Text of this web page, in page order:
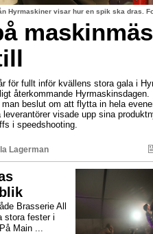
Hyrmaskiner visar hur en spik ska dras.
för fullt inför kvällens stora gala i
återkommande
beslut om att flytta in hela
visade upp sina
i speedshooting.
Lagerman
Brasserie All
stora fester i
Main ...